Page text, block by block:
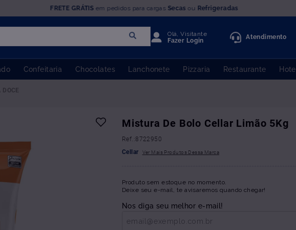
FRETE GRÁTISem pedidos para cargas Secas ou Refrigeradas
Olá, Visitante
Fazer Login
Atendimento
Confeitaria Chocolates Lanchonete Pizzaria Restaurante Hotel
Mistura De Bolo Cellar Limão 5Kg
:8722950
Cellar
Produto sem estoque no momento.
Deixe seu e-mail, te avisaremos quando chegar!
Nos diga seu melhor e-mail!